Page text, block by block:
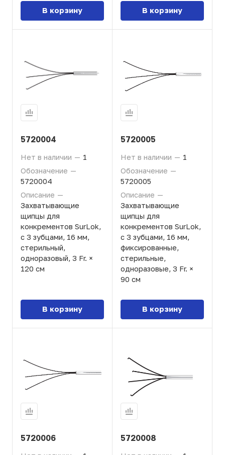
В корзину В корзину
5720004
Нет в наличии — 1
Обозначение —
5720004
Описание —
Захватывающие
щипцы для
конкрементов SurLok,
с 3 зубцами, 16 мм,
стерильный,
одноразовый, 3 Fr. ×
120 см
В корзину
5720005
Нет в наличии — 1
Обозначение —
5720005
Описание —
Захватывающие
щипцы для
конкрементов SurLok,
с 3 зубцами, 16 мм,
фиксированные,
стерильные,
одноразовые, 3 Fr. ×
90 см
В корзину
5720006 5720008